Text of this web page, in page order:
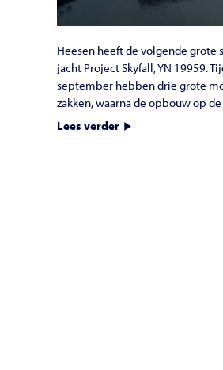
Heesen heeft de volgende grote
jacht Project Skyfall, YN 19959.
september hebben drie grote
zakken, waarna de opbouw op
Lees verder